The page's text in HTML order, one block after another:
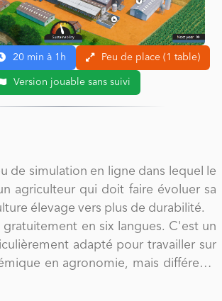
20 min à 1h Peu de place (1 table)
Version jouable sans suivi
de simulation en ligne dans lequel le
agriculteur qui doit faire évoluer sa
élevage vers plus de durabilité.
gratuitement en six langues. C'est un
adapté pour travailler sur
en agronomie, mais différents
sont possibles.